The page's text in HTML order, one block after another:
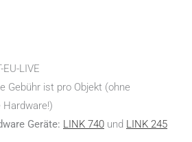
LIVE
Gebühr ist pro Objekt (ohne
Geräte: LINK 740 und LINK 245